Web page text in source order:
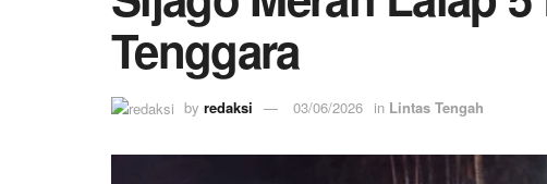
Tenggara
by redaksi 03/06/2026 in Lintas Tengah